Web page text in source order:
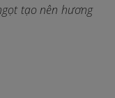
tạo nên hương